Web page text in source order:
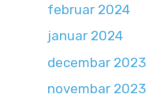
februar 2024
januar 2024
decembar 2023
novembar 2023